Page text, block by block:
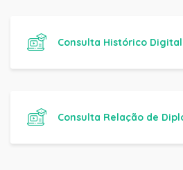
Consulta Histórico Digital
Consulta Relação de